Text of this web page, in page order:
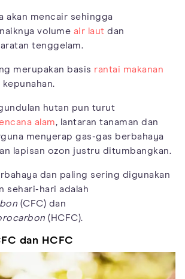
akan mencair sehingga
volume air laut dan
tenggelam.
merupakan basis rantai makanan
hutan pun turut
alam, lantaran tanaman dan
menyerap gas-gas berbahaya
lapisan ozon justru ditumbangkan.
dan paling sering digunakan
sehari-hari adalah
(CFC) dan
(HCFC).
dan HCFC